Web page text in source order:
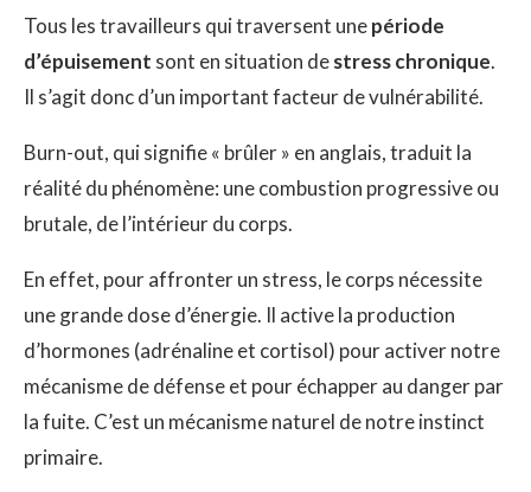
Tous les travailleurs qui traversent unepériode
d’épuisement sont en situation destress chronique.
Il s’agit donc d’un important facteur de vulnérabilité.
Burn-out, qui signifie « brûler » en anglais, traduit la
réalité du phénomène: une combustion progressive ou
brutale, de l’intérieur du corps.
En effet, pour affronter un stress, le corps nécessite
une grande dose d’énergie. Il active la production
d’hormones (adrénaline et cortisol) pour activer notre
mécanisme de défense et pour échapper au danger par
la fuite. C’est un mécanisme naturel de notre instinct
primaire.